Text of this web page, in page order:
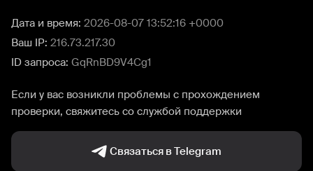
Дата и время: 2026-08-07 13:52:16 +0000
Ваш IP: 216.73.217.30
ID запроса: GqRnBD9V4Cg1
Если у вас возникли проблемы с прохождением
проверки, свяжитесь со службой поддержки
Связаться в Telegram